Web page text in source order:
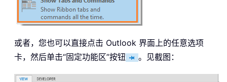
或者，您也可以直接点击 Outlook 界面上的任意选项
卡，然后单击“固定功能区”按钮
。见截图：